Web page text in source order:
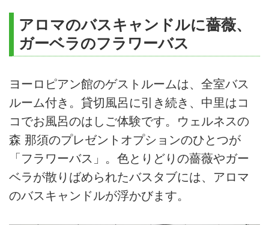
アロマのバスキャンドルに薔薇、
ガーベラのフラワーバス
ヨーロピアン館のゲストルームは、全室バス
ルーム付き。貸切風呂に引き続き、中里はコ
コでお風呂のはしご体験です。ウェルネスの
森 那須のプレゼントオプションのひとつが
「フラワーバス」。色とりどりの薔薇やガー
ベラが散りばめられたバスタブには、アロマ
のバスキャンドルが浮かびます。